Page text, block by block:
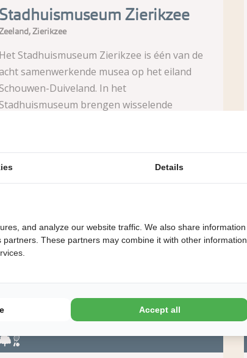
Afstand
Stadhuismuseum Zierikzee
Zierikzee
Het Stadhuismuseum Zierikzee is één van de
samenwerkende musea op het eiland
Schouwen-Duiveland. In het
Stadhuismuseum brengen wisselende
Details
and analyze our website traffic. We also share information
These partners may combine it with other information
Accept all